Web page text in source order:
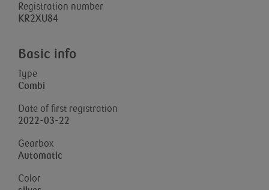
Registration number
KR2XU84
Basic info
Type
Combi
Date of first registration
2022-03-22
Gearbox
Automatic
Color